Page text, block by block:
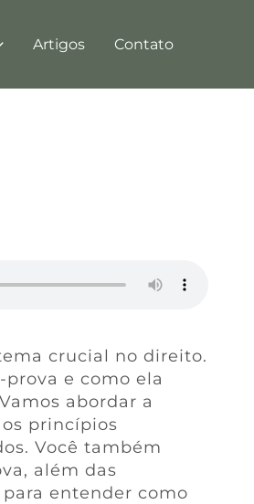
Artigos Contato
crucial no direito.
e como ela
abordar a
princípios
Você também
além das
entender como